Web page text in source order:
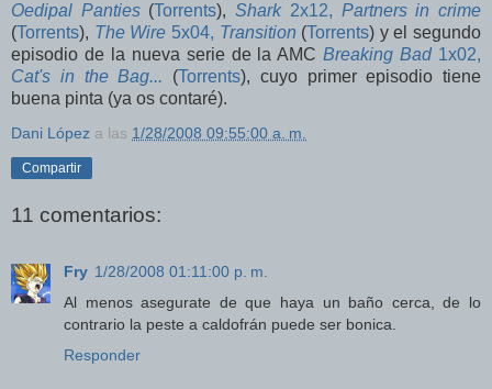
Oedipal Panties(Torrents),Shark2x12, Partners in crime
(Torrents), The Wire 5x04, Transition (Torrents) y el segundo
episodio de la nueva serie de la AMCBreaking Bad1x02,
Cat's in the Bag... (Torrents), cuyo primer episodio tiene
buena pinta (ya os contaré).
Dani López a las 1/28/2008 09:55:00 a. m.
Compartir
11 comentarios:
Fry 1/28/2008 01:11:00 p. m.
Al menos asegurate de que haya un baño cerca, de lo
contrario la peste a caldofrán puede ser bonica.
Responder